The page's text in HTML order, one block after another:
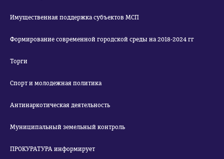
Имущественная поддержка субъектов МСП
Формирование современной городской среды на 2018-2024 гг
Торги
Спорт и молодежная политика
Антинаркотическая деятельность
Муниципальный земельный контроль
ПРОКУРАТУРА информирует